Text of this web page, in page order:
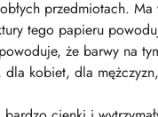
przedmiotach.
tego papieru
że barwy na
kobiet, dla